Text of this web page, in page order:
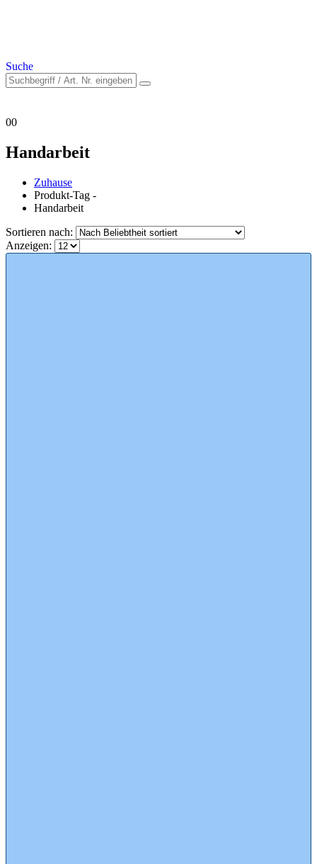
Suche
00
Handarbeit
Zuhause
Produkt-Tag -
Handarbeit
Sortieren nach:
Anzeigen: